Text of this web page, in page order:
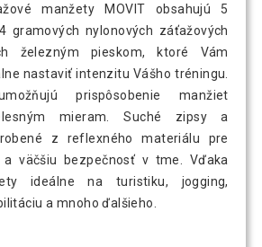
manžety MOVIT obsahujú 5
gramových nylonových záťažových
železným pieskom, ktoré Vám
nastaviť intenzitu Vášho tréningu.
prispôsobenie manžiet
mieram. Suché zipsy a
z reflexného materiálu pre
a väčšiu bezpečnosť v tme. Vďaka
ideálne na turistiku, jogging,
a mnoho ďalšieho.